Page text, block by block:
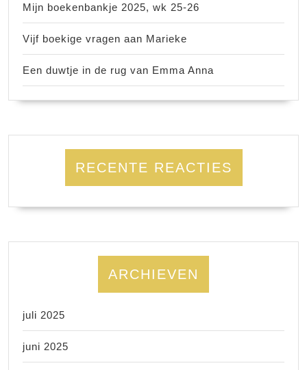
Mijn boekenbankje 2025, wk 25-26
Vijf boekige vragen aan Marieke
Een duwtje in de rug van Emma Anna
RECENTE REACTIES
ARCHIEVEN
juli 2025
juni 2025